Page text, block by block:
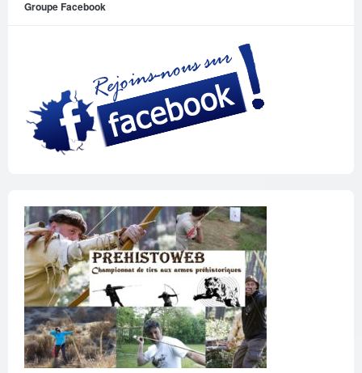
Groupe Facebook